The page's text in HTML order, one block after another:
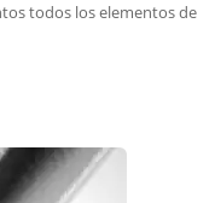
todos los elementos de